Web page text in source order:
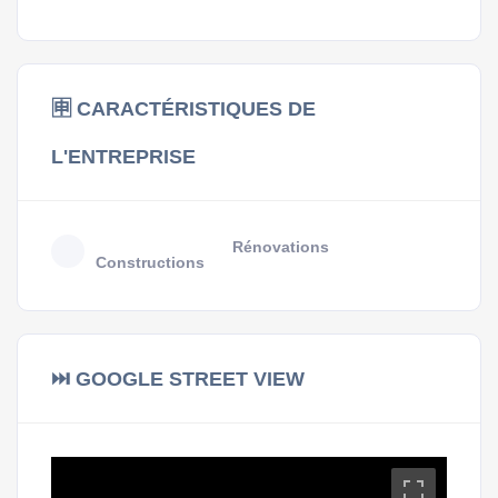
🈸 CARACTÉRISTIQUES DE
L'ENTREPRISE
Constructions
Rénovations
⏭ GOOGLE STREET VIEW